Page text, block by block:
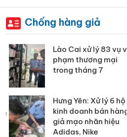
Chống hàng giả
Lào Cai xử lý 83 vụ vi
phạm thương mại
trong tháng 7
Hưng Yên: Xử lý 6 hộ
kinh doanh bán hàng
giả mạo nhãn hiệu
Adidas, Nike